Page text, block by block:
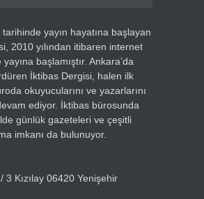
yayın hayatına başlayan
2010 yılından itibaren internet
başlamıştır. Ankara’da
İktibas Dergisi, halen ilk
okuyucularını ve yazarlarını
ediyor. İktibas bürosunda
günlük gazeteleri ve çeşitli
imkanı da bulunuyor.
3 Kızılay 06420 Yenişehir